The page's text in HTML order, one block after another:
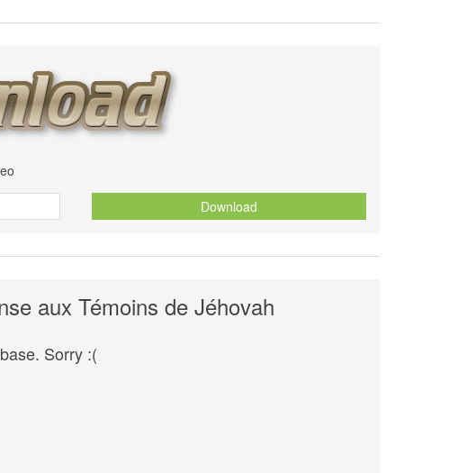
Download
aux Témoins de Jéhovah
Sorry :(